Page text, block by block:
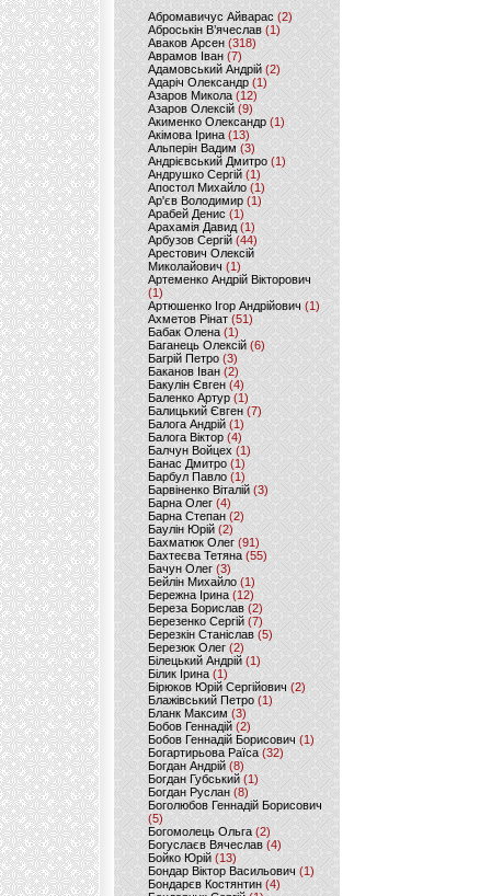
Абромавичус Айварас (2)
Аброськін В’ячеслав(1)
Аваков Арсен (318)
Аврамов Іван (7)
Адамовський Андрій(2)
Адаріч Олександр (1)
Азаров Микола (12)
Азаров Олексій (9)
Акименко Олександр(1)
Акімова Ірина(13)
Альперін Вадим (3)
Андрієвський Дмитро(1)
Андрушко Сергій(1)
Апостол Михайло(1)
Ар'єв Володимир (1)
Арабей Денис(1)
Арахамія Давид (1)
Арбузов Сергій (44)
Арестович Олексій
Миколайович(1)
Артеменко Андрій Вікторович
(1)
Артюшенко Ігор Андрійович(1)
Ахметов Рінат(51)
Бабак Олена(1)
Баганець Олексій(6)
Багрій Петро (3)
Баканов Іван(2)
Бакулін Євген (4)
Баленко Артур(1)
Балицький Євген(7)
Балога Андрій (1)
Балога Віктор (4)
Балчун Войцех (1)
Банас Дмитро (1)
Барбул Павло(1)
Барвіненко Віталій(3)
Барна Олег (4)
Барна Степан (2)
Баулін Юрій (2)
Бахматюк Олег (91)
Бахтеєва Тетяна(55)
Бачун Олег (3)
Бейлін Михайло (1)
Бережна Ірина(12)
Береза Борислав(2)
Березенко Сергій (7)
Березкін Станіслав (5)
Березюк Олег(2)
Білецький Андрій (1)
Білик Ірина (1)
Бірюков Юрій Сергійович (2)
Блажівський Петро (1)
Бланк Максим(3)
Бобов Геннадій (2)
Бобов Геннадій Борисович (1)
Богартирьова Раїса (32)
Богдан Андрій(8)
Богдан Губський (1)
Богдан Руслан(8)
Боголюбов Геннадій Борисович
(5)
Богомолець Ольга (2)
Богуслаєв Вячеслав (4)
Бойко Юрій (13)
Бондар Віктор Васильович (1)
Бондарєв Костянтин (4)